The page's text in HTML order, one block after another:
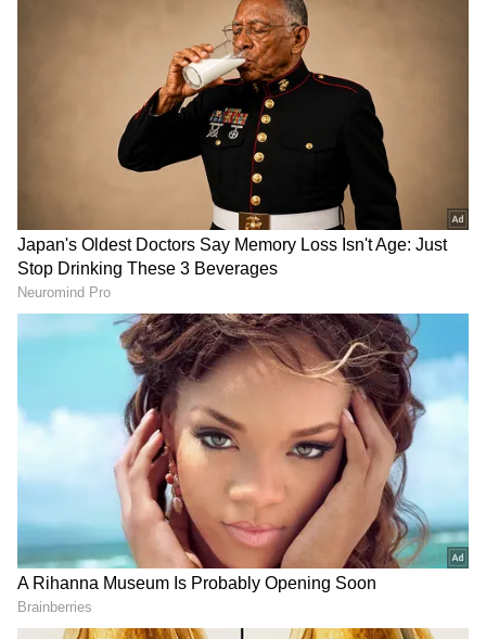
ఇదిలా ఉండగా.. ఢిల్లీలోని గాలి నాణ్యత సోమవారం
ఉదయం 6 గంటలకు ఎయిర్ క్వాలిటీ ఇండెక్స్ (AQI)తో
'చాలా పేలవమైన' కేటగిరీకి చేరుకుంది. దీపావళి
సందర్భంగా బాణసంచా కాల్చడం వల్ల వచ్చే ఉద్గారాలు
పరిస్థితిని మరింత తీవ్రతరం చేశాయి. ఆనంద్ విహార్‌లోని
ఒక స్టేషన్ 'తీవ్రమైన' కాలుష్య స్థాయి నివేదించింది.
RECOMMENDED STORIES